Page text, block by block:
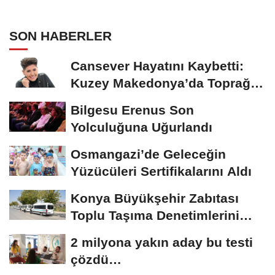
SON HABERLER
Cansever Hayatını Kaybetti:
Kuzey Makedonya’da Toprağa
Bilgesu Erenus Son
Yolculuğuna Uğurlandı
Osmangazi’de Geleceğin
Yüzücüleri Sertifikalarını Aldı
Konya Büyükşehir Zabıtası
Toplu Taşıma Denetimlerini
2 milyona yakın aday bu testi
çözdü…